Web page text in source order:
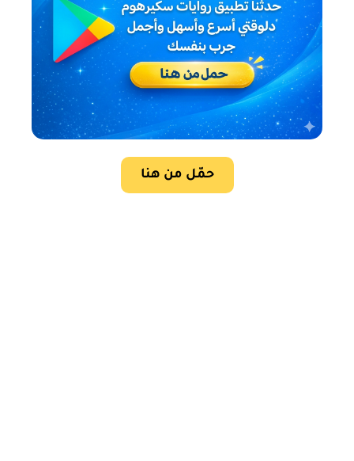
حمّل من هنا